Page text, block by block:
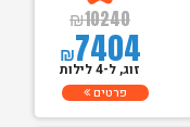
₪10240
₪7404
זוג, ל-4 לילות
פרטים